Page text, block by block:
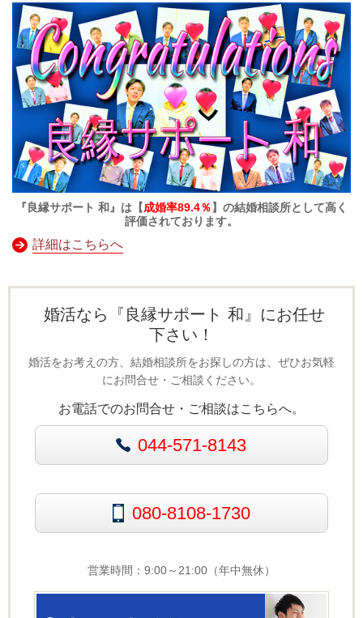
『良縁サポート 和』は【成婚率89.4％】の結婚相談所として高く
評価されております。
詳細はこちらへ
婚活なら『良縁サポート 和』にお任せ
下さい！
婚活をお考えの方、結婚相談所をお探しの方は、ぜひお気軽
にお問合せ・ご相談ください。
お電話でのお問合せ・ご相談はこちらへ。
044-571-8143
080-8108-1730
営業時間：9:00～21:00（年中無休）